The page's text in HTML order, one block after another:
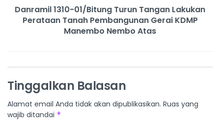
Danramil 1310-01/Bitung Turun Tangan Lakukan
Perataan Tanah Pembangunan Gerai KDMP
Manembo Nembo Atas
Tinggalkan Balasan
Alamat email Anda tidak akan dipublikasikan. Ruas yang
wajib ditandai *